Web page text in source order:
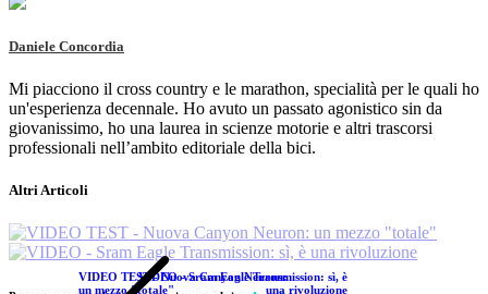
Daniele Concordia
Mi piacciono il cross country e le marathon, specialità per le quali ho
un'esperienza decennale. Ho avuto un passato agonistico sin da
giovanissimo, ho una laurea in scienze motorie e altri trascorsi
professionali nell’ambito editoriale della bici.
Altri Articoli
VIDEO TEST - Nuova Canyon Neuron:
un mezzo "totale"
VIDEO - Sram Eagle Transmission: sì, è
una rivoluzione